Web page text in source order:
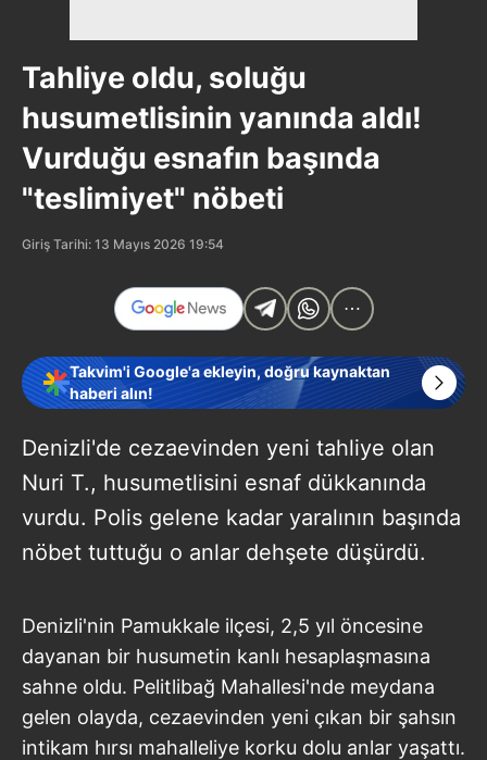
Tahliye oldu, soluğu
husumetlisinin yanında aldı!
Vurduğu esnafın başında
"teslimiyet" nöbeti
Giriş Tarihi: 13 Mayıs 2026 19:54
Takvim'i Google'a ekleyin, doğru kaynaktan
haberi alın!
Denizli'de cezaevinden yeni tahliye olan
Nuri T., husumetlisini esnaf dükkanında
vurdu. Polis gelene kadar yaralının başında
nöbet tuttuğu o anlar dehşete düşürdü.
Denizli'nin Pamukkale ilçesi, 2,5 yıl öncesine
dayanan bir husumetin kanlı hesaplaşmasına
sahne oldu. Pelitlibağ Mahallesi'nde meydana
gelen olayda, cezaevinden yeni çıkan bir şahsın
intikam hırsı mahalleliye korku dolu anlar yaşattı.